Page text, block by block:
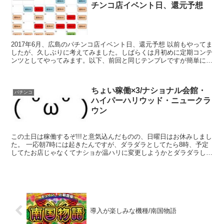
チンコ店イベント日、還元予想
2017年6月、広島のパチンコ店イベント日、還元予想 以前もやってま
したが、久しぶりに考えてみました。しばらくは月初めに定期コンテ
ンツとしてやってみます。以下、前回と同じテンプレですが簡単にご
パチンコ
ちょい稼働×3/ナショナル会館・
ハイパーハリウッド・ニュークラ
ウン
この土日は稼働するぞ!!!と意気込んだものの、日曜日はお休みしまし
た。 一応朝7時には起きたんですが、ダラダラとしてたら8時、予定
してたお店じゃなくてナショか温ハリに変更しようかとダラダラして
導入が楽しみな機種/南国物語